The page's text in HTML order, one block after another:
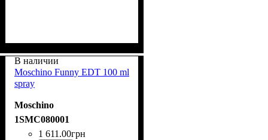
В наличии
Moschino Funny EDT 100 ml
spray
Moschino
1SMC080001
1 611 .00грн